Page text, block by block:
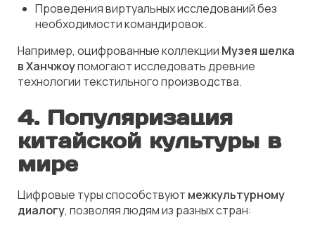
Проведения виртуальных исследований без
необходимости командировок.
Например, оцифрованные коллекции Музея шелка
в Ханчжоупомогают исследовать древние
технологии текстильного производства.
4. Популяризация
китайской культуры в
мире
Цифровые туры способствуют межкультурному
диалогу, позволяя людям из разных стран: